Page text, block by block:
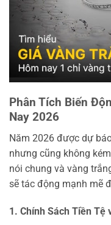
Phân Tích Biến
Nay 2026
Năm 2026 được dự
nhưng cũng không
nói chung và vàng
sẽ tác động mạnh mẽ
1. Chính Sách Tiền Tệ